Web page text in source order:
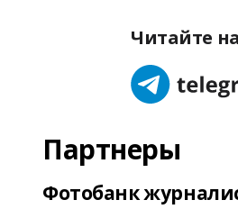
Читайте
Партнеры
Фотобанк